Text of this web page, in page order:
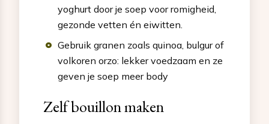
yoghurt door je soep voor romigheid,
gezonde vetten én eiwitten.
Gebruik granen zoals quinoa, bulgur of
volkoren orzo: lekker voedzaam en ze
geven je soep meer body
Zelf bouillon maken